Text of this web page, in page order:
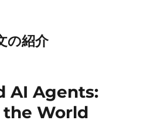
の紹介
AI Agents:
World